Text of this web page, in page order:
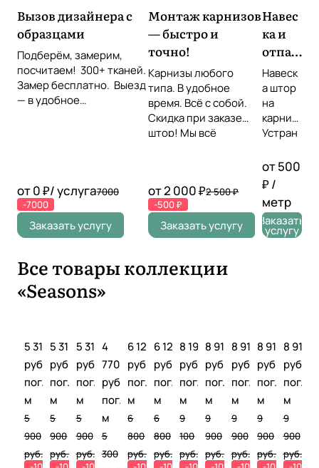
Вызов дизайнера с
образцами
Подберём, замерим,
посчитаем! 300+ тканей.
Замер бесплатно. Выезд
— в удобное
от 0 ₽/ услуга7000
-7000
Заказать услугу
Монтаж карнизов
— быстро и
точно!
Карнизы любого
типа. В удобное
время. Всё с собой.
Скидка при заказе
штор! Мы всё
от 2 000 ₽2 500 ₽
-500 ₽
Заказать услугу
Навес
ка и
отпар
ивани
е
штор
Навеск
а штор
на
карниз
Устран
складо
к прямо
на
месте
Провер
ка
от 500
₽ /
метр
Заказать
услугу
Все товары коллекции
«Seasons»
5 310
руб./
пог.
м
5
900
руб.
5 310
руб./
пог.
м
5
900
руб.
5 310
руб./
пог.
м
5
900
руб.
4
770
руб./
пог.
м
5
300
6 120
руб./
пог.
м
6
800
руб.
6 120
руб./
пог.
м
6
800
руб.
8 190
руб./
пог.
м
9
100
руб.
8 910
руб./
пог.
м
9
900
руб.
8 910
руб./
пог.
м
9
900
руб.
8 910
руб./
пог.
м
9
900
руб.
8 910
руб./
пог.
м
9
900
руб.